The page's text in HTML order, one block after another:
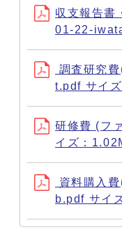
収支報告書
01-22-
調査研究
t.pdf サイ
研修費 (フ
イズ：
資料購入
b.pdf サイ